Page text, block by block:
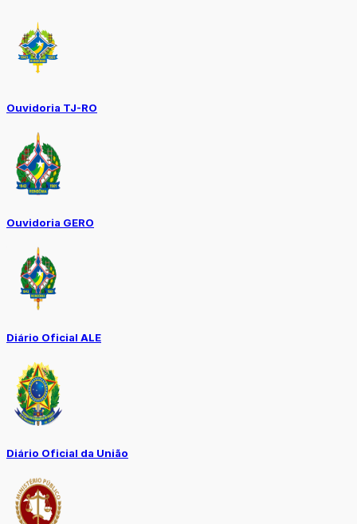
Ouvidoria TJ-RO
Ouvidoria GERO
Diário Oficial ALE
Diário Oficial da União